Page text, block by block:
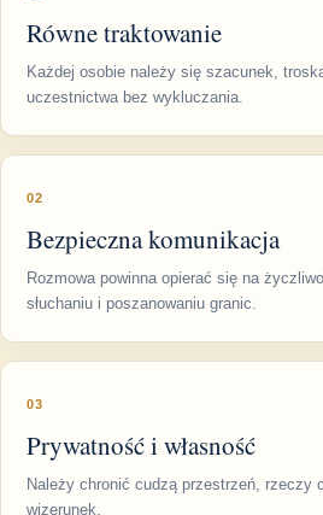
Równe traktowanie
Każdej osobie należy się szacunek,
uczestnictwa bez wykluczania.
02
Bezpieczna komunikacja
Rozmowa powinna opierać się na
słuchaniu i poszanowaniu granic.
03
Prywatność i własność
Należy chronić cudzą przestrzeń, rzeczy
wizerunek.